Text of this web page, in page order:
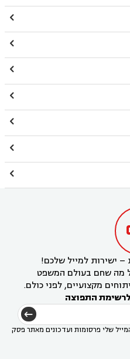







ישירות למייל שלכם!
מה שחם בעולם המשפט
מקצועיים, לפני כולם.
התפוצה
שלי פרסומות ועדכונים מאתר פסק